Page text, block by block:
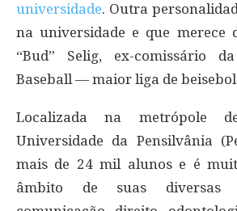
universidade. Outra
na universidade e que merece
“Bud” Selig, ex-comissário
Baseball — maior liga de
Localizada na metrópole
Universidade da Pensilvânia
mais de 24 mil alunos e é
âmbito de suas diversas